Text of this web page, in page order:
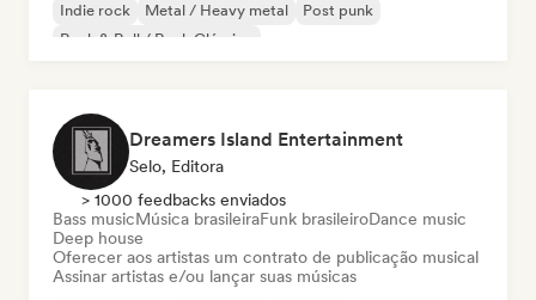
Indie rock
Metal / Heavy metal
Post punk
Rock & Roll / Rock Clássico
Dreamers Island Entertainment
Selo, Editora
> 1000 feedbacks enviados
Bass musicMúsica brasileiraFunk brasileiroDance music
Deep house
Oferecer aos artistas um contrato de publicação musical
Assinar artistas e/ou lançar suas músicas